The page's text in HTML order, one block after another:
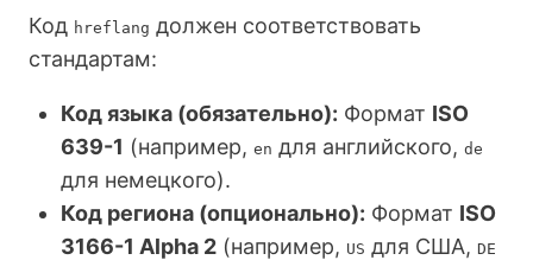
Код hreflang должен соответствовать
стандартам:
Код языка (обязательно): Формат ISO
639-1 (например, en для английского, de
для немецкого).
Код региона (опционально): Формат ISO
3166-1 Alpha 2 (например, US для США, DE